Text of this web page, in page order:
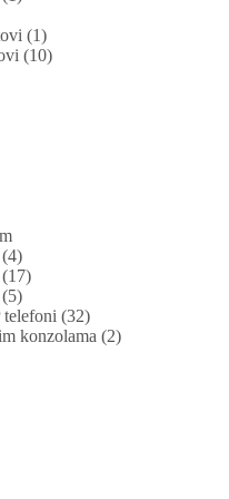
(1)
(10)
telefoni (32)
konzolama (2)